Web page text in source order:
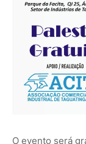
O evento será